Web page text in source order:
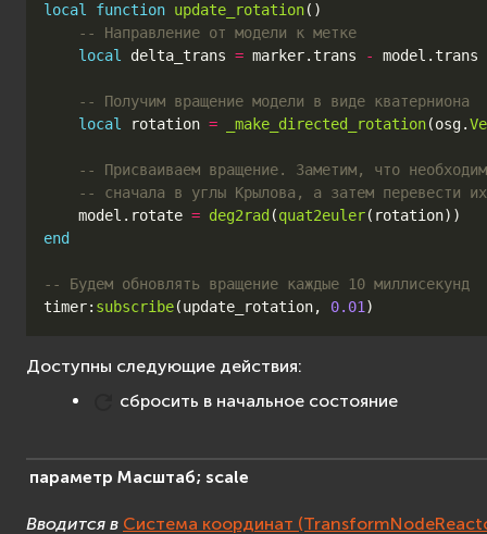
local function update_rotation()
-- Направление от модели к метке
local
delta_trans = marker. trans - model . trans
-- Получим вращение модели в виде кватерниона
local
rotation = _make_directed_rotation(osg.
-- Присваиваем вращение. Заметим, что
-- сначала в углы Крылова, а затем перевести
model . rotate = deg2rad (quat2euler( rotation))
end
-- Будем обновлять вращение каждые 10 миллисекунд
timer: subscribe(update_rotation, 0.01)
Доступны следующие действия:
сбросить в начальное состояние
параметр Масштаб; scale
Вводится в Система координат